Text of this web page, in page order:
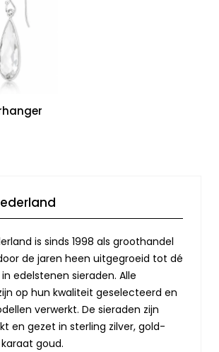
is sinds 1998 als groothandel
de jaren heen uitgegroeid tot dé
edelstenen sieraden. Alle
op hun kwaliteit geselecteerd en
verwerkt. De sieraden zijn
en gezet in sterling zilver, gold-
goud.